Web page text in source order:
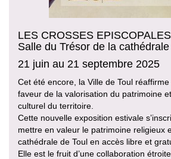
LES CROSSES EPISCOPALES
Salle du Trésor de la
21 juin au 21 septembre 2025
Cet été encore, la Ville de Toul
faveur de la valorisation du patrimoine
culturel du territoire.
Cette nouvelle exposition estivale
mettre en valeur le patrimoine religieux
cathédrale de Toul en accès libre et
Elle est le fruit d’une collaboration